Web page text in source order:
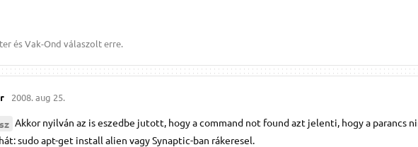
ésVak-Ond válaszolt erre.
2008. aug 25.
Akkor nyilván az is eszedbe jutott, hogy a command not found azt jelenti, hogy a parancs
sudo apt-get install alien vagy Synaptic-ban rákeresel.